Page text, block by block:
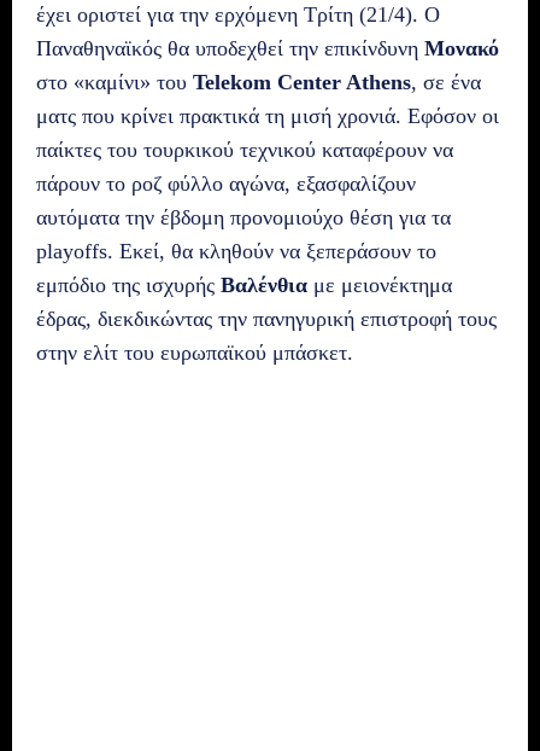
έχει οριστεί για την ερχόμενη Τρίτη (21/4). Ο
Παναθηναϊκός θα υποδεχθεί την επικίνδυνη Μονακό
στο «καμίνι» του Telekom Center Athens, σε ένα
ματς που κρίνει πρακτικά τη μισή χρονιά. Εφόσον οι
παίκτες του τουρκικού τεχνικού καταφέρουν να
πάρουν το ροζ φύλλο αγώνα, εξασφαλίζουν
αυτόματα την έβδομη προνομιούχο θέση για τα
playoffs. Εκεί, θα κληθούν να ξεπεράσουν το
εμπόδιο της ισχυρής Βαλένθια με μειονέκτημα
έδρας, διεκδικώντας την πανηγυρική επιστροφή τους
στην ελίτ του ευρωπαϊκού μπάσκετ.